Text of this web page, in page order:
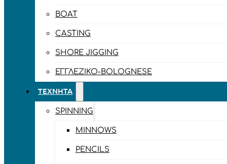
BOAT
CASTING
SHORE JIGGING
ΕΓΓΛΈΖΙΚΟ-BOLOGNESE
ΤΕΧΝΗΤΆ
SPINNING
MINNOWS
PENCILS